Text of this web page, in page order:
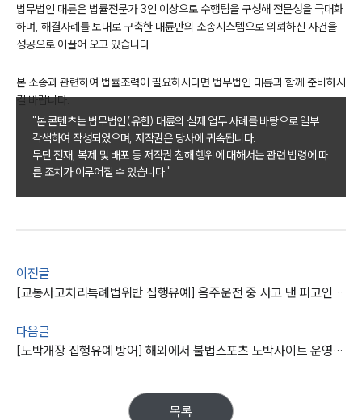
그룹소개
그룹소개
대륜의 강점
오시는 길
글로벌 파트너 로펌
업무사례
사례분석/최신동향
형사 법률정보
형사소송·상담후기
법무법인 대륜은 법률전문가 3인 이상으로 수행팀을 구성해 전문성을 극대화
하며, 해결사례를 토대로 구축한 대륜만의 소송시스템으로 의뢰하신 사건을
성공으로 이끌어 오고 있습니다.
본 소송과 관련하여 법률조력이 필요하시다면 법무법인 대륜과 함께 준비하시
길 바랍니다.
"본 콘텐츠는 법무법인(유한) 대륜의 실제 업무 사례를 바탕으로 일부
각색하여 작성되었으며, 저작권은 당사에 귀속됩니다.
무단 전재, 복제 및 배포 등 저작권 침해 행위에 대해서는 관련 법령에 따
른 조치가 이루어질 수 있습니다."
이전글
[교통사고처리특례법위반 집행유예] 음주운전 중 사고 낸 피고인의 처벌을 집행유예로 방어함
다음글
[도박개장 집행유예 방어] 해외에서 불법스포츠 도박사이트 운영하여 미상의 수익금을 취득한 의뢰인들 변호
목록